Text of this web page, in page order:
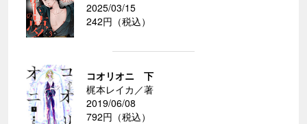
2025/03/15
242円（税込）
コオリオニ 下
梶本レイカ／著
2019/06/08
792円（税込）